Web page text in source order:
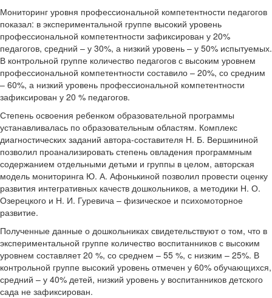
Мониторинг уровня профессиональной компетентности педагогов
показал: в экспериментальной группе высокий уровень
профессиональной компетентности зафиксирован у 20%
педагогов, средний – у 30%, а низкий уровень – у 50% испытуемых.
В контрольной группе количество педагогов с высоким уровнем
профессиональной компетентности составило – 20%, со средним
– 60%, а низкий уровень профессиональной компетентности
зафиксирован у 20 % педагогов.
Степень освоения ребенком образовательной программы
устанавливалась по образовательным областям. Комплекс
диагностических заданий автора-составителя Н. Б. Вершининой
позволил проанализировать степень овладения программным
содержанием отдельными детьми и группы в целом, авторская
модель мониторинга Ю. А. Афонькиной позволил провести оценку
развития интегративных качеств дошкольников, а методики Н. О.
Озерецкого и Н. И. Гуревича – физическое и психомоторное
развитие.
Полученные данные о дошкольниках свидетельствуют о том, что в
экспериментальной группе количество воспитанников с высоким
уровнем составляет 20 %, со среднем – 55 %, с низким – 25%. В
контрольной группе высокий уровень отмечен у 60% обучающихся,
средний – у 40% детей, низкий уровень у воспитанников детского
сада не зафиксирован.